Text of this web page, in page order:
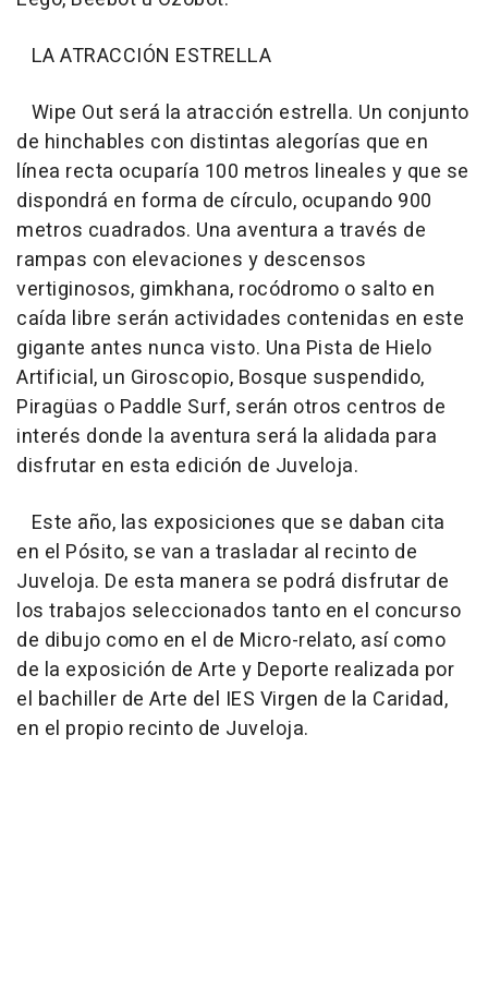
LA ATRACCIÓN ESTRELLA
Wipe Out será la atracción estrella. Un conjunto
de hinchables con distintas alegorías que en
línea recta ocuparía 100 metros lineales y que se
dispondrá en forma de círculo, ocupando 900
metros cuadrados. Una aventura a través de
rampas con elevaciones y descensos
vertiginosos, gimkhana, rocódromo o salto en
caída libre serán actividades contenidas en este
gigante antes nunca visto. Una Pista de Hielo
Artificial, un Giroscopio, Bosque suspendido,
Piragüas o Paddle Surf, serán otros centros de
interés donde la aventura será la alidada para
disfrutar en esta edición de Juveloja.
Este año, las exposiciones que se daban cita
en el Pósito, se van a trasladar al recinto de
Juveloja. De esta manera se podrá disfrutar de
los trabajos seleccionados tanto en el concurso
de dibujo como en el de Micro-relato, así como
de la exposición de Arte y Deporte realizada por
el bachiller de Arte del IES Virgen de la Caridad,
en el propio recinto de Juveloja.